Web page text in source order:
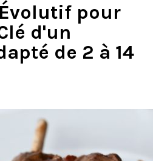
pour
d'un
de 2 à 14